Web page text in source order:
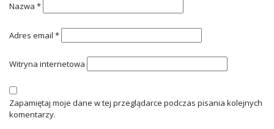
Nazwa *
Adres email *
Witryna internetowa
Zapamiętaj moje dane w tej przeglądarce podczas pisania kolejnych
komentarzy.